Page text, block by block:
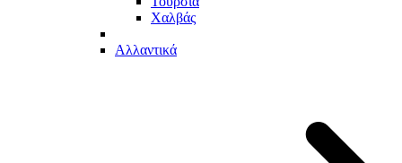
Χαλβάς
Αλλαντικά